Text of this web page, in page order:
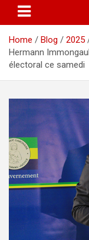
Home Blog 2025
Hermann
électoral ce samedi